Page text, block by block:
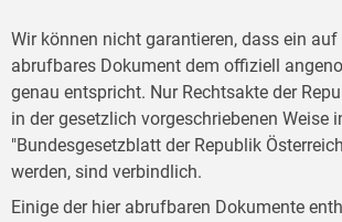
Wir können nicht garantieren, dass ein auf
abrufbares Dokument dem offiziell
genau entspricht. Nur Rechtsakte der
in der gesetzlich vorgeschriebenen Weise
"Bundesgesetzblatt der Republik
werden, sind verbindlich.
Einige der hier abrufbaren Dokumente